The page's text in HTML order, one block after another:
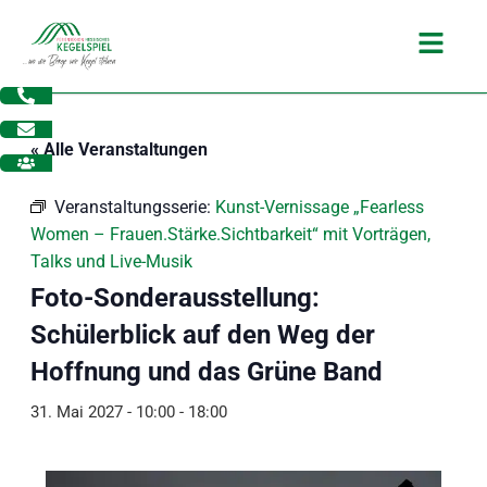
Inhalt
springen
Main
« Alle Veranstaltungen
Veranstaltungsserie: Kunst-Vernissage „Fearless
Women – Frauen.Stärke.Sichtbarkeit“ mit Vorträgen,
Talks und Live-Musik
Foto-Sonderausstellung:
Schülerblick auf den Weg der
Hoffnung und das Grüne Band
31. Mai 2027 - 10:00- 18:00